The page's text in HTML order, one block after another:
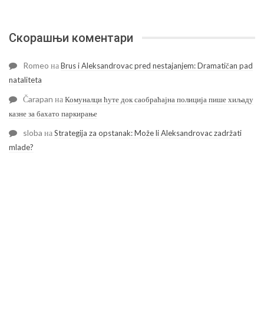
Скорашњи коментари
Romeo наBrus i Aleksandrovac pred nestajanjem: Dramatičan pad
nataliteta
Čarapan наКомуналци ћуте док саобраћајна полиција пише хиљаду
казне за бахато паркирање
sloba наStrategija za opstanak: Može li Aleksandrovac zadržati
mlade?